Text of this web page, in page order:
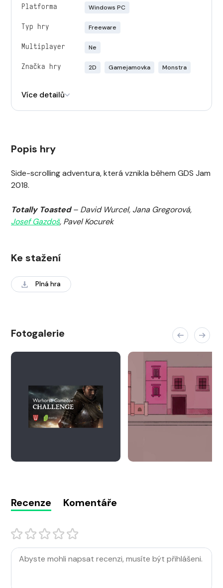
Platforma Windows PC
Typ hry Freeware
Multiplayer Ne
Značka hry 2D Gamejamovka Monstra
Více detailů
Popis hry
Side-scrolling adventura, která vznikla během GDS Jam
2018.
Totally Toasted– David Wurcel, Jana Gregorová,
Josef Gazdoš, Pavel Kocurek
Ke stažení
Plná hra
Fotogalerie
Recenze Komentáře